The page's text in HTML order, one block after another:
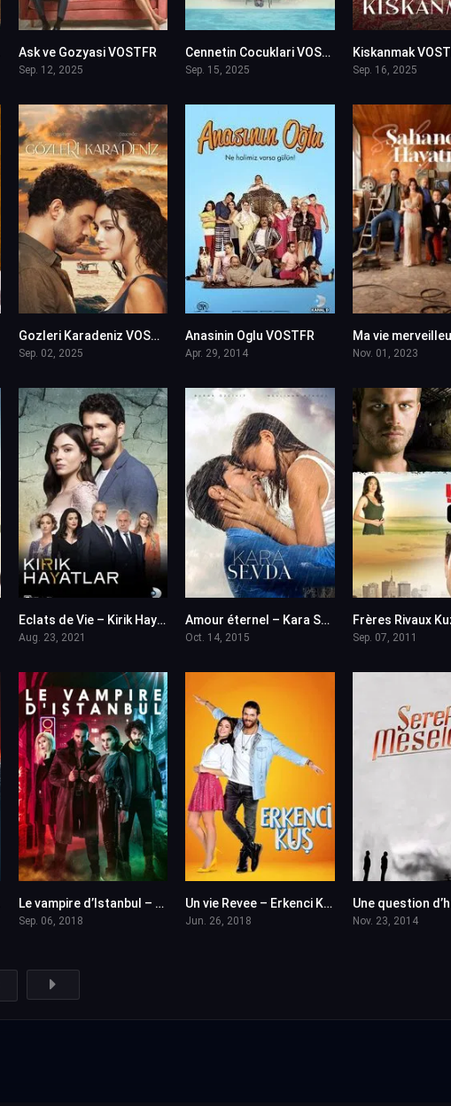
0
Ask ve Gozyasi VOSTFR
Sep. 12, 2025
0
Cennetin Cocuklari VOSTFR
Sep. 15, 2025
Kiskanmak
Sep. 16, 2025
0
Gozleri Karadeniz VOSTFR
Sep. 02, 2025
Anasinin Oglu VOSTFR
Apr. 29, 2014 Nov. 01, 2023
5.5Eclats de Vie – Kirik Hayatlar en VF (Voix Francaise)
Aug. 23, 2021
7.8
Amour éternel – Kara Sevda en VF (Voix Francaise)
Oct. 14, 2015 Sep. 07, 2011
5.8Le vampire d’Istanbul – Yasamayanlar en VF (Voix Francaise)
Sep. 06, 2018
7.9Un vie Revee – Erkenci Kus en VF (Voix Francaise)
Jun. 26, 2018 Nov. 23, 2014